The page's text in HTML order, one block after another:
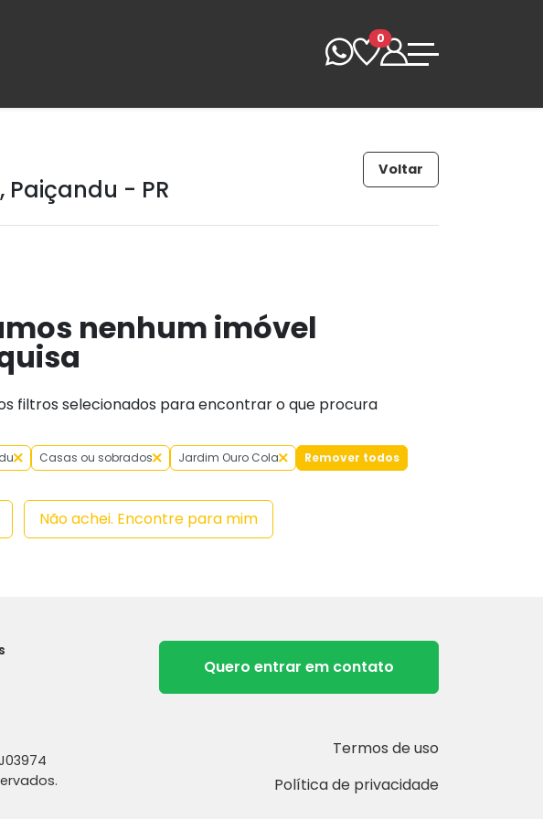
0
- PR
Voltar
Casas ou sobrados Jardim Ouro Cola Remover todos
nenhum imóvel
filtros selecionados para encontrar o que procura
Não achei. Encontre para mim
Quero entrar em contato
Termos de uso
Política de privacidade